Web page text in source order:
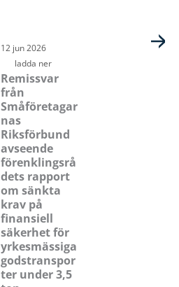
12 jun 2026
ladda ner
Remissvar
från
Småföretagar
nas
Riksförbund
avseende
förenklingsrå
dets rapport
om sänkta
krav på
finansiell
säkerhet för
yrkesmässiga
godstranspor
ter under 3,5